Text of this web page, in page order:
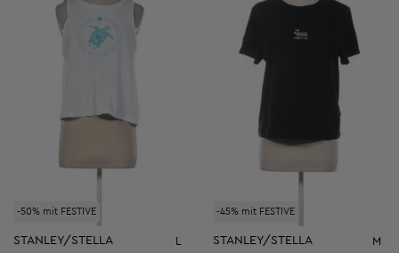
-50% mit FESTIVE
STANLEY/STELLA
-45% mit FESTIVE
STANLEY/STELLA M